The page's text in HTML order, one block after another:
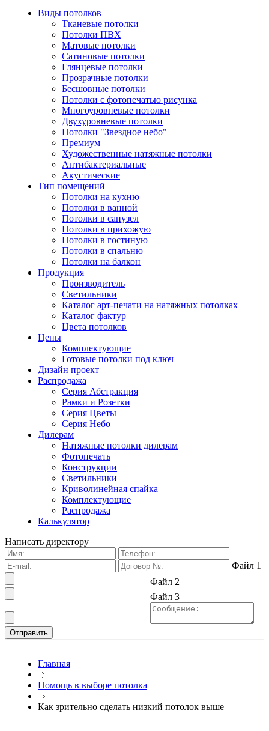
Виды потолков
Тканевые потолки
Потолки ПВХ
Матовые потолки
Сатиновые потолки
Глянцевые потолки
Прозрачные потолки
Бесшовные потолки
Потолки с фотопечатью рисунка
Многоуровневые потолки
Двухуровневые потолки
Потолки "Звездное небо"
Премиум
Художественные натяжные потолки
Антибактериальные
Акустические
Тип помещений
Потолки на кухню
Потолки в ванной
Потолки в санузел
Потолки в прихожую
Потолки в гостиную
Потолки в спальню
Потолки на балкон
Продукция
Производитель
Светильники
Каталог арт-печати на натяжных потолках
Каталог фактур
Цвета потолков
Цены
Комплектующие
Готовые потолки под ключ
Дизайн проект
Распродажа
Серия Абстракция
Рамки и Розетки
Серия Цветы
Серия Небо
Дилерам
Натяжные потолки дилерам
Фотопечать
Конструкции
Светильники
Криволинейная спайка
Комплектующие
Распродажа
Калькулятор
Написать директору
Файл 1
Файл 2
Файл 3
Главная
Помощь в выборе потолка
Как зрительно сделать низкий потолок выше